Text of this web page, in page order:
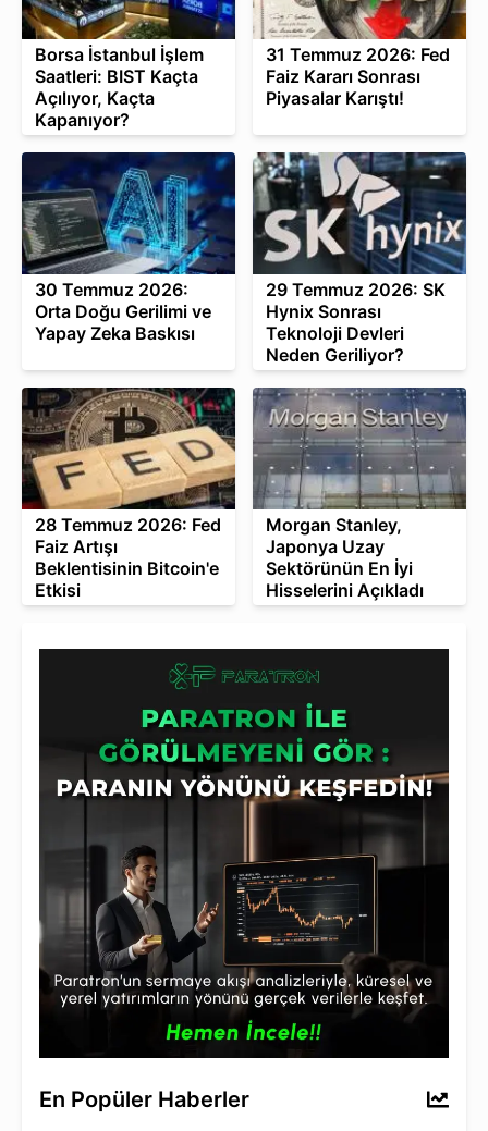
Borsa İstanbul İşlem
Saatleri: BIST Kaçta
Açılıyor, Kaçta
Kapanıyor?
31 Temmuz 2026: Fed
Faiz Kararı Sonrası
Piyasalar Karıştı!
30 Temmuz 2026:
Orta Doğu Gerilimi ve
Yapay Zeka Baskısı
29 Temmuz 2026: SK
Hynix Sonrası
Teknoloji Devleri
Neden Geriliyor?
28 Temmuz 2026: Fed
Faiz Artışı
Beklentisinin Bitcoin'e
Etkisi
Morgan Stanley,
Japonya Uzay
Sektörünün En İyi
Hisselerini Açıkladı
En Popüler Haberler